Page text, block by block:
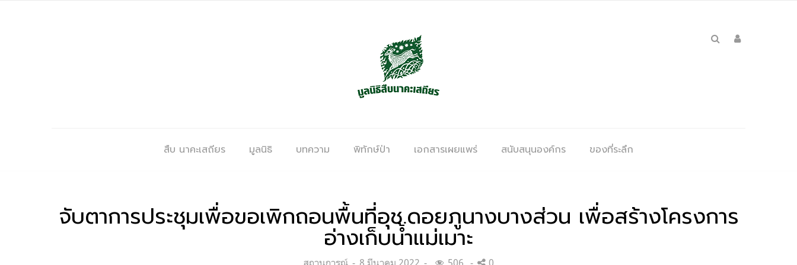
สืบ นาคะเสถียร มูลนิธิ บทความ พิทักษ์ป่า เอกสารเผยแพร่ สนับสนุนองค์กร ของที่ระลึก
จับตาการประชุมเพื่อขอเพิกถอนพื้นที่อุช.ดอยภูนางบางส่วน เพื่อสร้างโครงการ
อ่างเก็บน้ำแม่เมาะ
Categories:
สถานการณ์ Posted
8 มีนาคม 2022 506 0